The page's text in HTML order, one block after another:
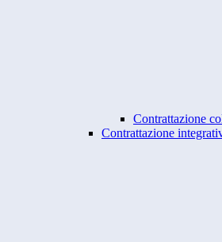
Contrattazione
Contrattazione